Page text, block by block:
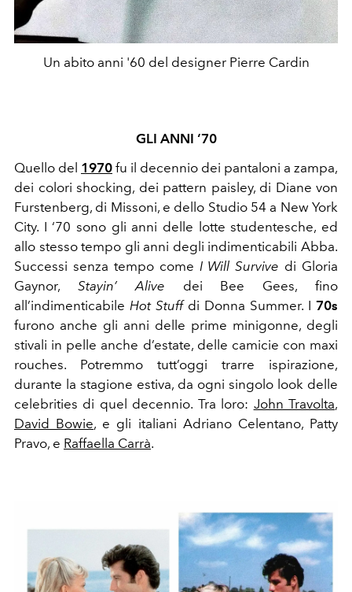
Un abito anni '60 del designer Pierre Cardin
GLI ANNI ‘70
Quello del 1970 fu il decennio dei pantaloni a zampa,
dei colori shocking, dei pattern paisley, di Diane von
Furstenberg, di Missoni, e dello Studio 54 a New York
City. I ‘70 sono gli anni delle lotte studentesche, ed
allo stesso tempo gli anni degli indimenticabili Abba.
Successi senza tempo come I Will Survive di Gloria
Gaynor, Stayin’ Alive dei Bee Gees, fino
all’indimenticabile Hot Stuffdi Donna Summer. I 70s
furono anche gli anni delle prime minigonne, degli
stivali in pelle anche d’estate, delle camicie con maxi
rouches. Potremmo tutt’oggi trarre ispirazione,
durante la stagione estiva, da ogni singolo look delle
celebrities di quel decennio. Tra loro: John Travolta,
David Bowie, e gli italiani Adriano Celentano, Patty
Pravo, e Raffaella Carrà.